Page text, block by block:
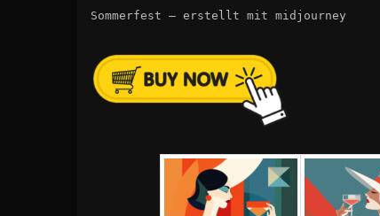
Sommerfest – erstellt mit midjourney